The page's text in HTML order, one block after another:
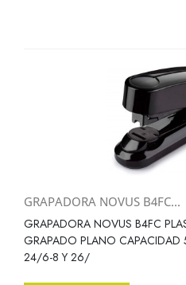
GRAPADORA NOVUS B4FC...
GRAPADORA NOVUS B4FC
GRAPADO PLANO CAPACIDAD
24/6-8 Y 26/